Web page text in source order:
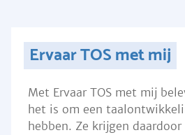
Ervaar TOS met mij
Met Ervaar TOS met mij
het is om een
hebben. Ze krijgen